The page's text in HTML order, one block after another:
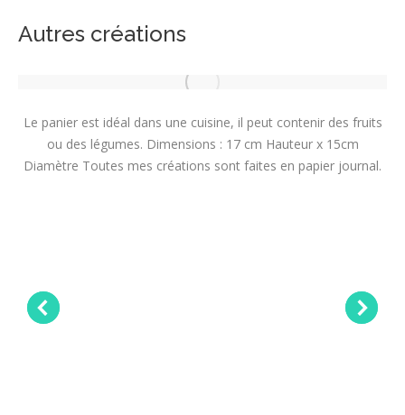
Autres créations
Le panier est idéal dans une cuisine, il peut contenir des fruits
ou des légumes. Dimensions : 17 cm Hauteur x 15cm
Diamètre Toutes mes créations sont faites en papier journal.